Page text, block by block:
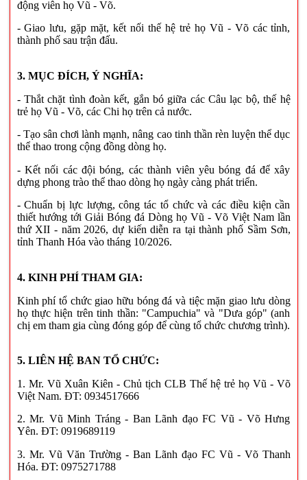
động viên họ Vũ - Võ.
- Giao lưu, gặp mặt, kết nối thế hệ trẻ họ Vũ - Võ các tỉnh,
thành phố sau trận đấu.
3. MỤC ĐÍCH, Ý NGHĨA:
- Thắt chặt tình đoàn kết, gắn bó giữa các Câu lạc bộ, thế hệ
trẻ họ Vũ - Võ, các Chi họ trên cả nước.
- Tạo sân chơi lành mạnh, nâng cao tinh thần rèn luyện thể dục
thể thao trong cộng đồng dòng họ.
- Kết nối các đội bóng, các thành viên yêu bóng đá để xây
dựng phong trào thể thao dòng họ ngày càng phát triển.
- Chuẩn bị lực lượng, công tác tổ chức và các điều kiện cần
thiết hướng tới Giải Bóng đá Dòng họ Vũ - Võ Việt Nam lần
thứ XII - năm 2026, dự kiến diễn ra tại thành phố Sầm Sơn,
tỉnh Thanh Hóa vào tháng 10/2026.
4. KINH PHÍ THAM GIA:
Kinh phí tổ chức giao hữu bóng đá và tiệc mặn giao lưu dòng
họ thực hiện trên tinh thần: "Campuchia" và "Dưa góp" (anh
chị em tham gia cùng đóng góp để cùng tổ chức chương trình).
5. LIÊN HỆ BAN TỔ CHỨC:
1. Mr. Vũ Xuân Kiên - Chủ tịch CLB Thế hệ trẻ họ Vũ - Võ
Việt Nam. ĐT: 0934517666
2. Mr. Vũ Minh Tráng - Ban Lãnh đạo FC Vũ - Võ Hưng
Yên. ĐT: 0919689119
3. Mr. Vũ Văn Trường - Ban Lãnh đạo FC Vũ - Võ Thanh
Hóa. ĐT: 0975271788